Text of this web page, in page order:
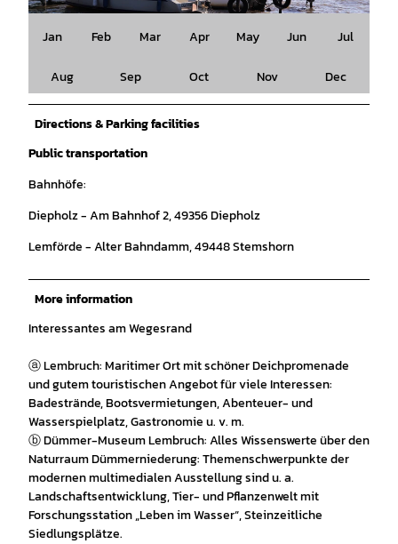
Jan Feb Mar Apr May Jun Jul
Aug Sep Oct Nov Dec
Directions & Parking facilities
Public transportation
Bahnhöfe:
Diepholz - Am Bahnhof 2, 49356 Diepholz
Lemförde - Alter Bahndamm, 49448 Stemshorn
More information
Interessantes am Wegesrand
ⓐ Lembruch: Maritimer Ort mit schöner Deichpromenade
und gutem touristischen Angebot für viele Interessen:
Badestrände, Bootsvermietungen, Abenteuer- und
Wasserspielplatz, Gastronomie u. v. m.
ⓑ Dümmer-Museum Lembruch: Alles Wissenswerte über den
Naturraum Dümmerniederung: Themenschwerpunkte der
modernen multimedialen Ausstellung sind u. a.
Landschaftsentwicklung, Tier- und Pflanzenwelt mit
Forschungsstation „Leben im Wasser“, Steinzeitliche
Siedlungsplätze.